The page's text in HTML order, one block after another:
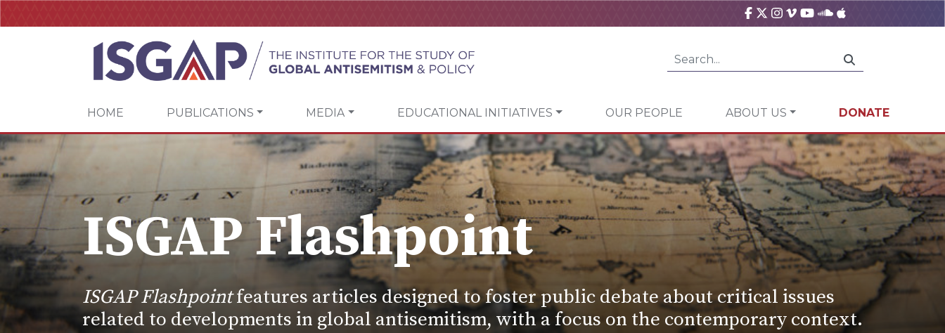
HOME PUBLICATIONS MEDIA EDUCATIONAL INITIATIVES OUR PEOPLE ABOUT US DONATE
ISGAP Flashpoint
ISGAP Flashpointfeatures articles designed to foster public debate about critical issues
related to developments in global antisemitism, with a focus on the contemporary context.